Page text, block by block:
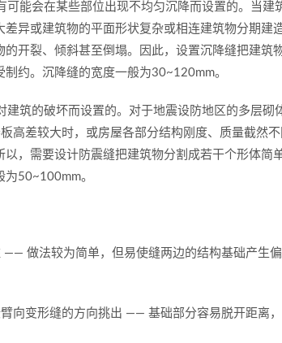
能会在某些部位出现不均匀沉降而设置的。当建
异或建筑物的平面形状复杂或相连建筑物分期建
开裂、倾斜甚至倒塌。因此，设置沉降缝把建筑
约。沉降缝的宽度一般为30~120mm。
筑的破坏而设置的。对于地震设防地区的多层砌
高差较大时，或房屋各部分结构刚度、质量截然
，需要设计防震缝把建筑物分割成若干个形体简
50~100mm。
做法较为简单，但易使缝两边的结构基础产生偏
变形缝的方向挑出 —— 基础部分容易脱开距离，